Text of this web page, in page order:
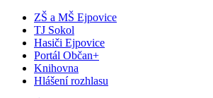
ZŠ a MŠ Ejpovice
TJ Sokol
Hasiči Ejpovice
Portál Občan+
Knihovna
Hlášení rozhlasu